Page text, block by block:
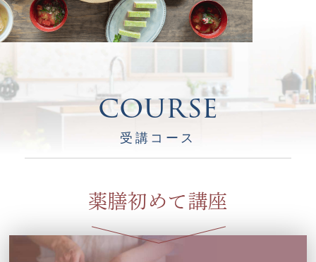
日程：2027年04月15日(木)
時間：10:00-13:30
季節に合わせた薬膳ごはん 54期ー第
4回 火曜日コース
10:00-13:30
course
受講コース
薬膳初めて講座